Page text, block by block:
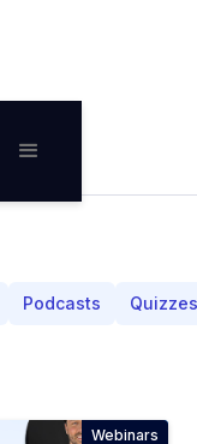
Podcasts Quizzes
Webinars